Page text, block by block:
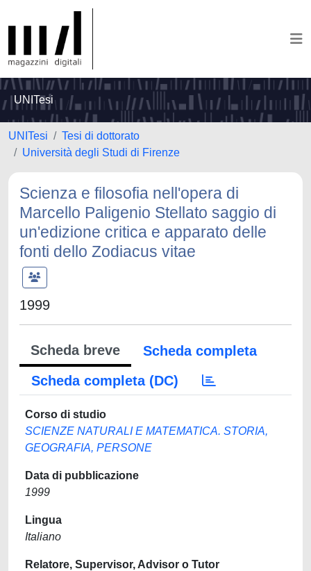
UNITesi
UNITesi
Tesi di dottorato
Università degli Studi di Firenze
Scienza e filosofia nell'opera di
Marcello Paligenio Stellato saggio di
un'edizione critica e apparato delle
fonti dello Zodiacus vitae
1999
Scheda breve
Scheda completa
Scheda completa (DC)
Corso di studio
SCIENZE NATURALI E MATEMATICA. STORIA,
GEOGRAFIA, PERSONE
Data di pubblicazione
1999
Lingua
Italiano
Relatore, Supervisor, Advisor o Tutor